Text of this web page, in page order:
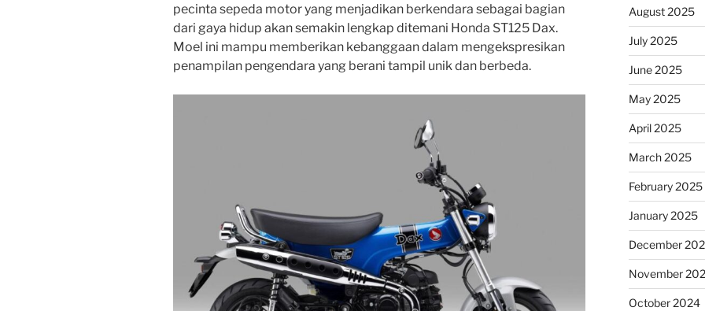
pecinta sepeda motor yang menjadikan berkendara sebagai bagian
dari gaya hidup akan semakin lengkap ditemani Honda ST125 Dax.
Moel ini mampu memberikan kebanggaan dalam mengekspresikan
penampilan pengendara yang berani tampil unik dan berbeda.
August 2025
July 2025
June 2025
May 2025
April 2025
March 2025
February 2025
January 2025
December
November
October 2024